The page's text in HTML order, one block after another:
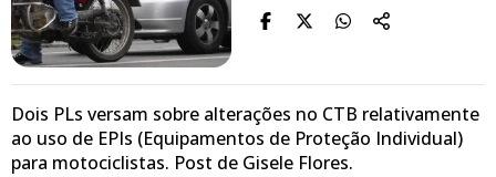
Dois PLs versam sobre alterações no CTB relativamente
ao uso de EPIs (Equipamentos de Proteção Individual)
para motociclistas. Post de Gisele Flores.